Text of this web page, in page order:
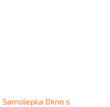
Samolepka Okno s